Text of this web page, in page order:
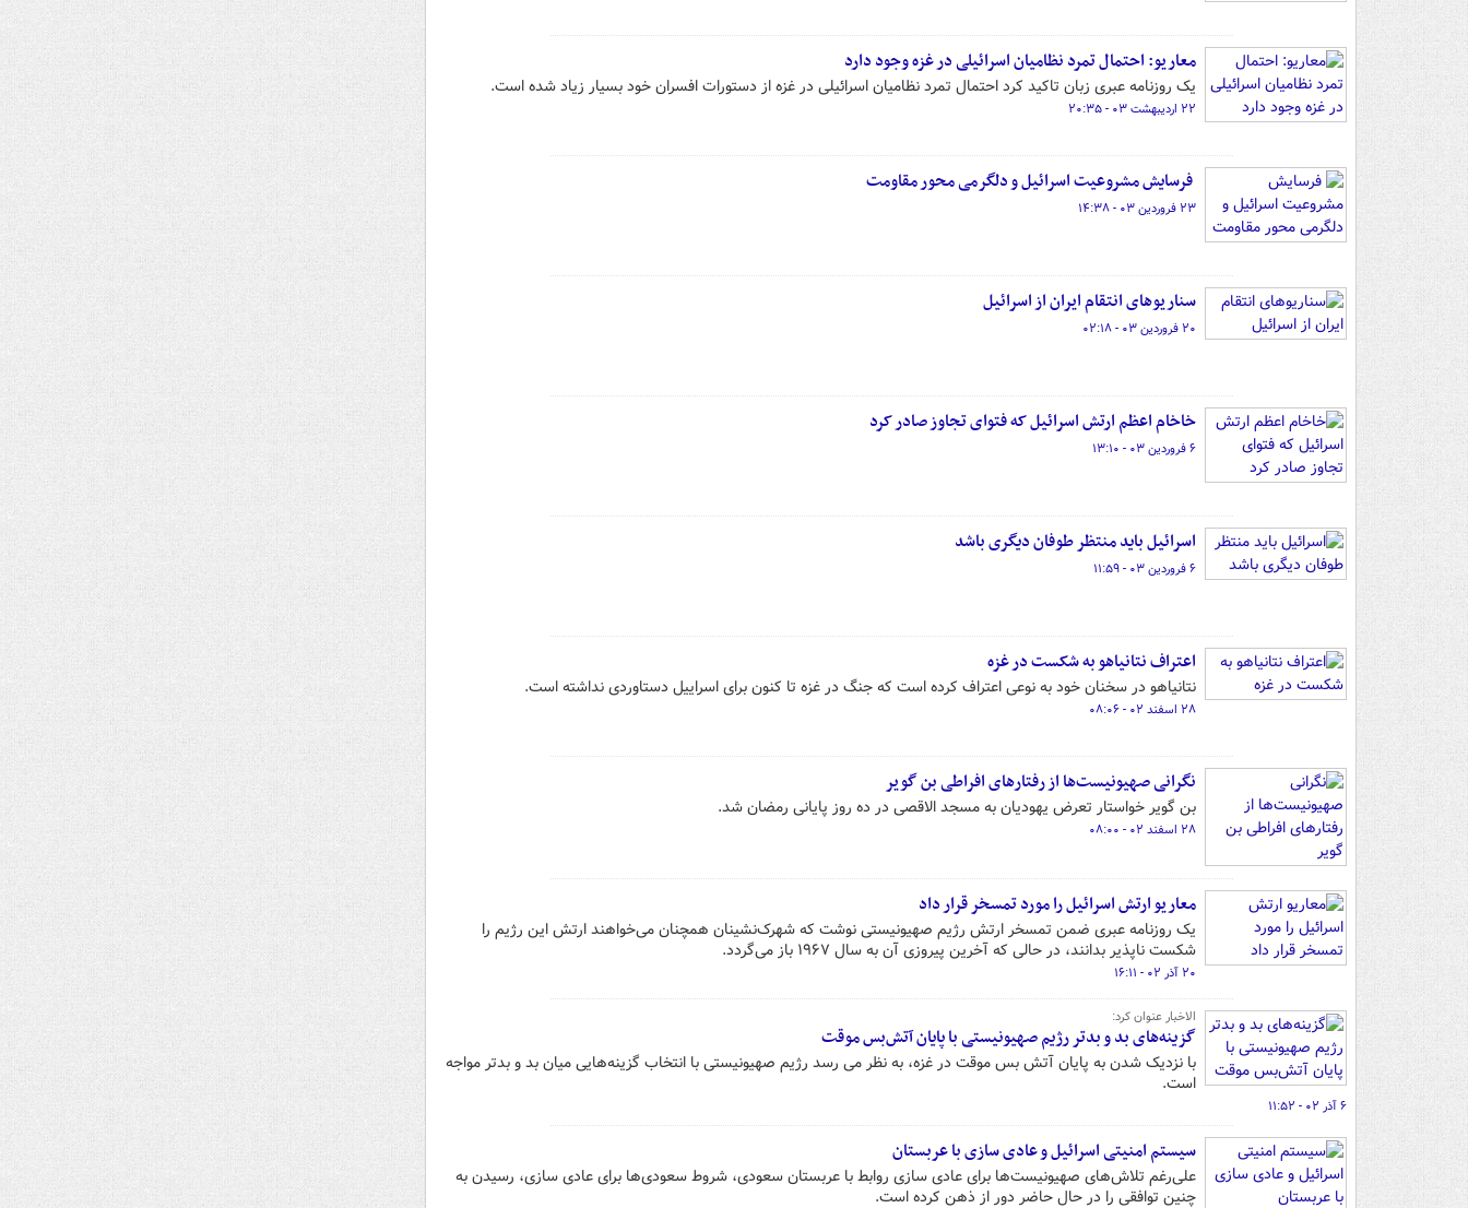
معاریو: احتمال تمرد نظامیان اسرائیلی در غزه وجود دارد
یک روزنامه عبری زبان تاکید کرد احتمال تمرد نظامیان اسرائیلی در غزه از دستورات افسران خود بسیار زیاد شده است.
۲۲ اردیبهشت ۰۳ - ۲۰:۳۵
فرسایش مشروعیت اسرائیل و دلگرمی محور مقاومت
۲۳ فروردین ۰۳ - ۱۴:۳۸
سناریوهای انتقام ایران از اسرائیل
۲۰ فروردین ۰۳ - ۰۲:۱۸
خاخام اعظم ارتش اسرائیل که فتوای تجاوز صادر کرد
۶ فروردین ۰۳ - ۱۳:۱۰
اسرائیل باید منتظر طوفان دیگری باشد
۶ فروردین ۰۳ - ۱۱:۵۹
اعتراف نتانیاهو به شکست در غزه
نتانیاهو در سخنان خود به نوعی اعتراف کرده است که جنگ در غزه تا کنون برای اسراییل دستاوردی نداشته است.
۲۸ اسفند ۰۲ - ۰۸:۰۶
نگرانی صهیونیست‌ها از رفتارهای افراطی بن گویر
بن گویر خواستار تعرض یهودیان به مسجد الاقصی در ده روز پایانی رمضان شد.
۲۸ اسفند ۰۲ - ۰۸:۰۰
معاریو ارتش اسرائیل را مورد تمسخر قرار داد
یک روزنامه عبری ضمن تمسخر ارتش رژیم صهیونیستی نوشت که شهرک‌نشینان همچنان می‌خواهند ارتش این رژیم را
شکست ناپذیر بدانند، در حالی که آخرین پیروزی آن به سال ۱۹۶۷ باز می‌گردد.
۲۰ آذر ۰۲ - ۱۶:۱۱
الاخبار عنوان کرد:
گزینه‌های بد و بدتر رژیم صهیونیستی با پایان آتش‌بس موقت
با نزدیک شدن به پایان آتش بس موقت در غزه، به نظر می رسد رژیم صهیونیستی با انتخاب گزینه‌هایی میان بد و بدتر مواجه
است.
۶ آذر ۰۲ - ۱۱:۵۲
سیستم امنیتی اسرائیل و عادی سازی با عربستان
علی‌رغم تلاش‌های صهیونیست‌ها برای عادی سازی روابط با عربستان سعودی، شروط سعودی‌ها برای عادی سازی،‌ رسیدن به
چنین توافقی را در حال حاضر دور از ذهن کرده است.